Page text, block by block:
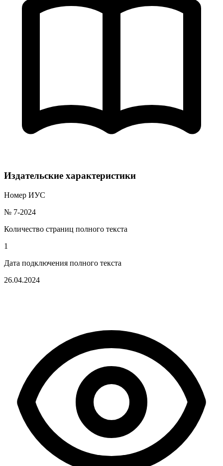
Издательские характеристики
Номер ИУС
№ 7-2024
Количество страниц полного текста
1
Дата подключения полного текста
26.04.2024